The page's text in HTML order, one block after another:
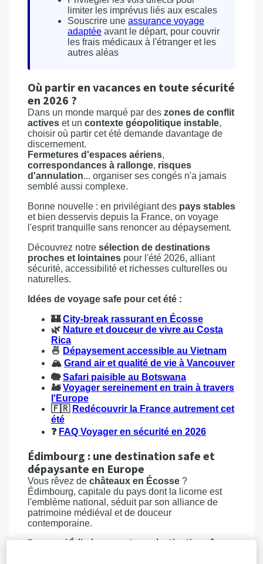
limiter les imprévus liés aux escales
Souscrire une assurance voyage
adaptée avant le départ, pour couvrir
les frais médicaux à l'étranger et les
autres aléas
Où partir en vacances en toute sécurité
en 2026 ?
Dans un monde marqué par des zones de conflit
actives et un contexte géopolitique instable,
choisir où partir cet été demande davantage de
discernement.
Fermetures d'espaces aériens,
correspondances à rallonge, risques
d'annulation... organiser ses congés n'a jamais
semblé aussi complexe.
Bonne nouvelle : en privilégiant des pays stables
et bien desservis depuis la France, on voyage
l'esprit tranquille sans renoncer au dépaysement.
Découvrez notre sélection de destinations
proches et lointaines pour l'été 2026, alliant
sécurité, accessibilité et richesses culturelles ou
naturelles.
Idées de voyage safe pour cet été :
🏰City-break rassurant en Écosse
🌿 Nature et douceur de vivre au Costa
Rica
🍜 Dépaysement accessible au Vietnam
🏔️ Grand air et qualité de vie à Vancouver
🐘Safari paisible au Botswana
🚂Voyager sereinement en train à travers
l'Europe
🇫🇷 Redécouvrir la France autrement cet
été
❓ FAQ Voyager en sécurité en 2026
Édimbourg : une destination safe et
dépaysante en Europe
Vous rêvez de châteaux en Écosse ?
Édimbourg, capitale du pays dont la licorne est
l'emblème national, séduit par son alliance de
patrimoine médiéval et de douceur
contemporaine.
Pourquoi Édimbourg est une destination sûre